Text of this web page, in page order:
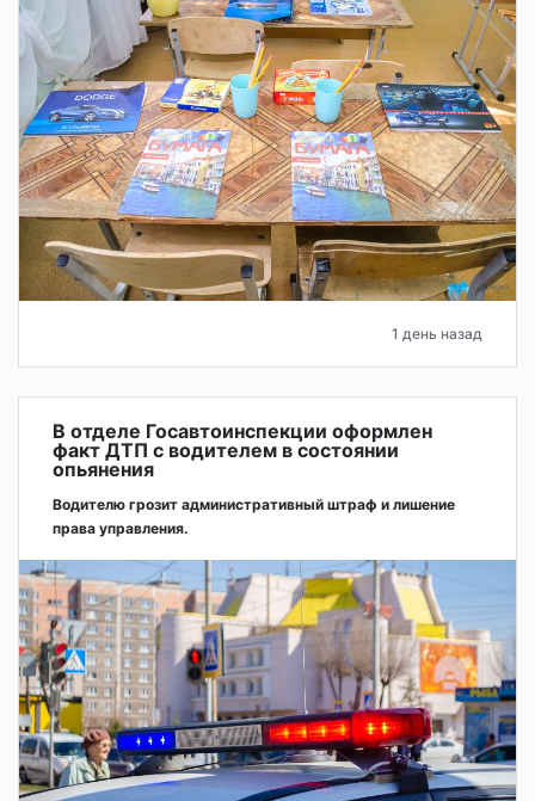
1 день назад
В отделе Госавтоинспекции оформлен
факт ДТП с водителем в состоянии
опьянения
Водителю грозит административный штраф и лишение
права управления.